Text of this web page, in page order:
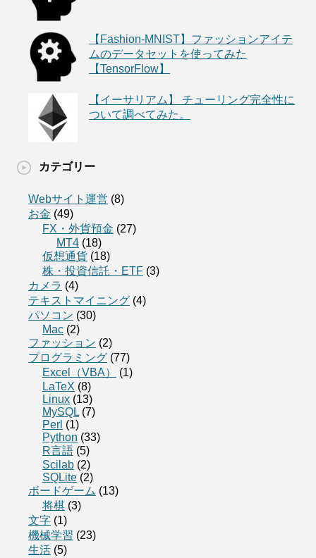
【Fashion-MNIST】ファッションアイテ
ムのデータセットを使ってみた
【TensorFlow】
【イーサリアム】 チューリング完全性に
ついて調べてみた。
カテゴリー
Webサイト運営 (8)
お金 (49)
FX・外貨預金 (27)
MT4 (18)
仮想通貨 (18)
株・投資信託・ETF (3)
カメラ (4)
テキストマイニング (4)
パソコン (30)
Mac (2)
ファッション (2)
プログラミング (77)
Excel（VBA）
(1)
LaTeX (8)
Linux (13)
MySQL (7)
Perl (1)
Python (33)
R言語 (5)
Scilab (2)
SQLite (2)
ボードゲーム (13)
将棋 (3)
文字 (1)
機械学習 (23)
生活 (5)